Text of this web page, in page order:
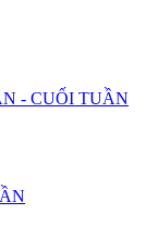
- CUỐI TUẦN